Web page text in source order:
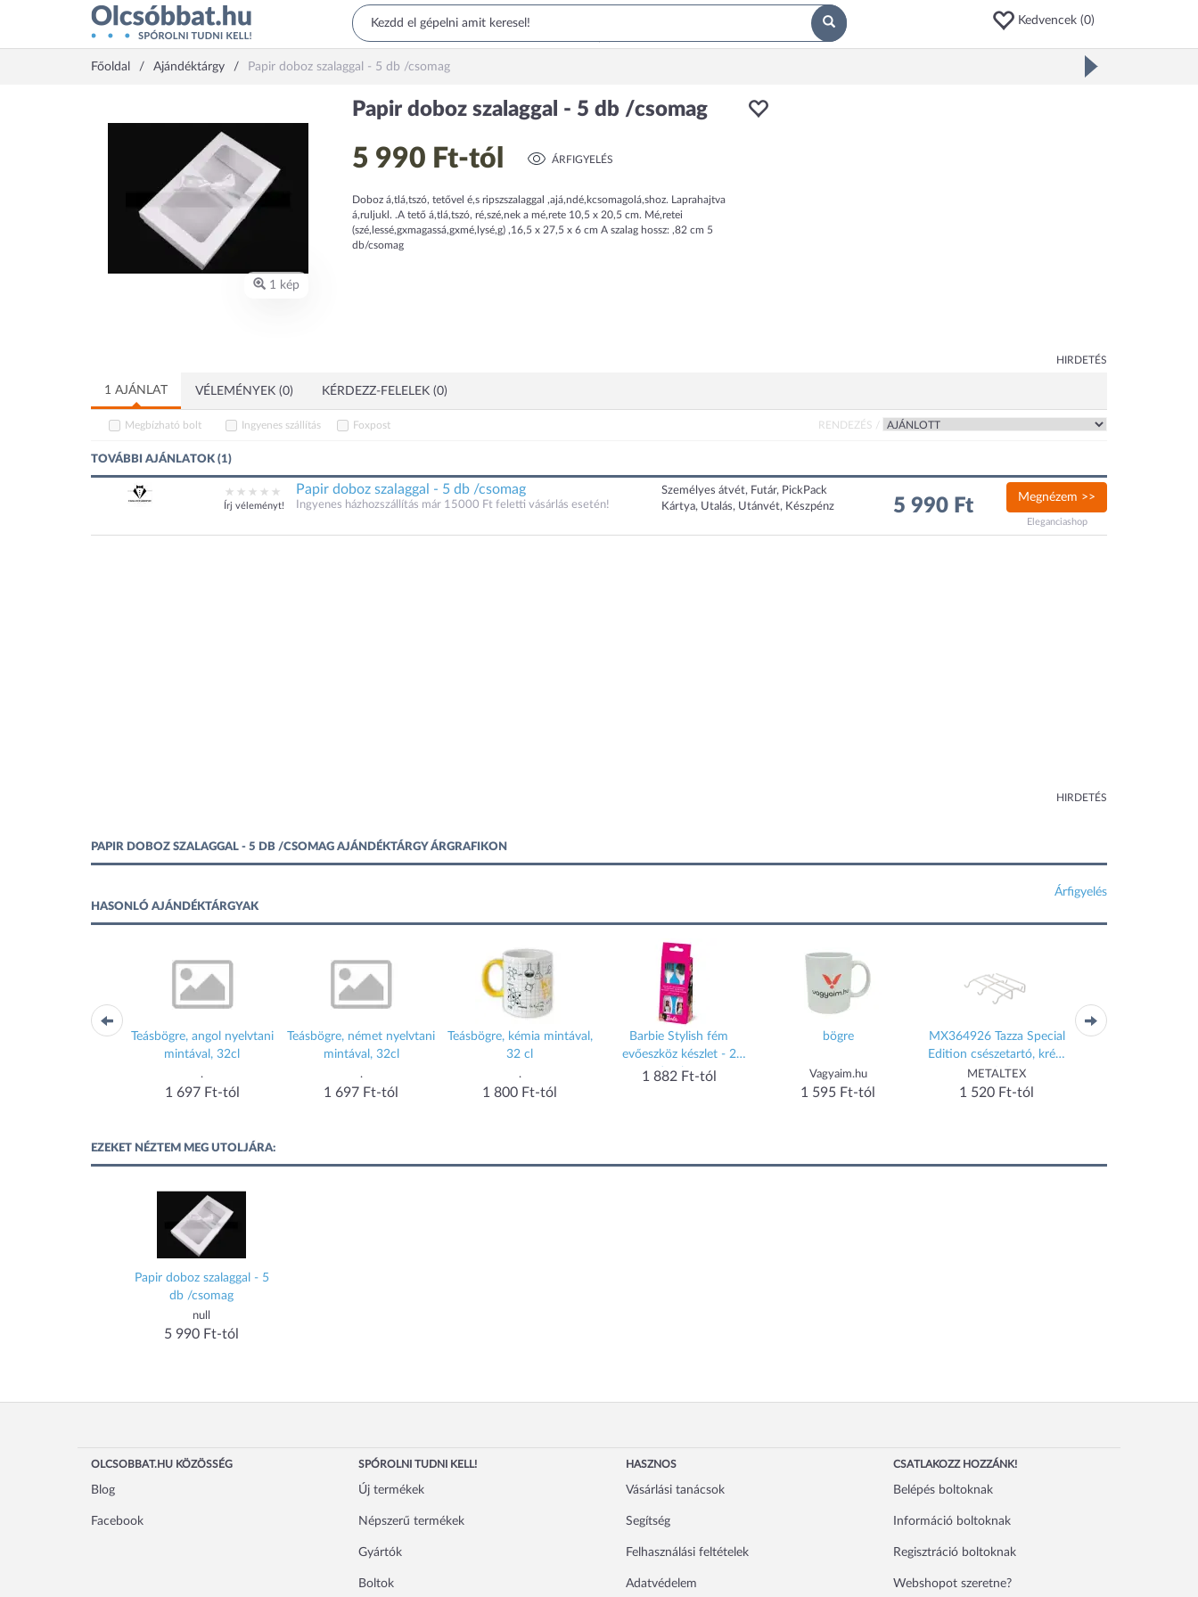
Kedvencek (0)
Főoldal Ajándéktárgy Papir doboz szalaggal - 5 db /csomag
1 kép
Papir doboz szalaggal - 5 db /csomag
5 990 Ft-tól ÁRFIGYELÉS
Doboz á,tlá,tszó, tetővel é,s ripszszalaggal ,ajá,ndé,kcsomagolá,shoz. Laprahajtva
á,ruljukl. .A tető á,tlá,tszó, ré,szé,nek a mé,rete 10,5 x 20,5 cm. Mé,retei
(szé,lessé,gxmagassá,gxmé,lysé,g) ,16,5 x 27,5 x 6 cm A szalag hossz: ,82 cm 5
db/csomag
HIRDETÉS
1 AJÁNLAT VÉLEMÉNYEK (0) KÉRDEZZ-FELELEK (0)
Megbízható bolt Ingyenes szállítás Foxpost RENDEZÉS /
TOVÁBBI AJÁNLATOK (1)
Írj véleményt!
Papir doboz szalaggal - 5 db /csomag
Ingyenes házhozszállítás már 15000 Ft feletti vásárlás esetén!
Személyes átvét, Futár, PickPack
Kártya, Utalás, Utánvét, Készpénz
5 990 Ft Megnézem >>
Eleganciashop
HIRDETÉS
PAPIR DOBOZ SZALAGGAL - 5 DB /CSOMAG AJÁNDÉKTÁRGY ÁRGRAFIKON
Árfigyelés
HASONLÓ AJÁNDÉKTÁRGYAK
Wars párnahuzat
Teásbögre, angol nyelvtani
mintával, 32cl
.
1 697 Ft-tól
Teásbögre, német nyelvtani
mintával, 32cl
.
1 697 Ft-tól
Teásbögre, kémia mintával,
32 cl
.
1 800 Ft-tól
Barbie Stylish fém
evőeszköz készlet - 2
darabos
1 882 Ft-tól
bögre
Vagyaim.hu
1 595 Ft-tól
MX364926 Tazza Special
Edition csészetartó, krém
színű
METALTEX
1 520 Ft-tól
Bögre, önkeverős
EZEKET NÉZTEM MEG UTOLJÁRA:
Papir doboz szalaggal - 5
db /csomag
null
5 990 Ft-tól
OLCSOBBAT.HU KÖZÖSSÉG
Blog
Facebook
SPÓROLNI TUDNI KELL!
Új termékek
Népszerű termékek
Gyártók
Boltok
HASZNOS
Vásárlási tanácsok
Segítség
Felhasználási feltételek
Adatvédelem
CSATLAKOZZ HOZZÁNK!
Belépés boltoknak
Információ boltoknak
Regisztráció boltoknak
Webshopot szeretne?